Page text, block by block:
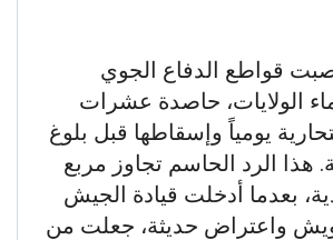
قواطع الدفاع الجوي
الولايات، حاصدة عشرات
يومياً وإسقاطها قبل بلوغ
هذا الرد الحاسم تجاوز مربع
بعدما أدخلت قيادة الجيش
واعتراض حديثة، جعلت من